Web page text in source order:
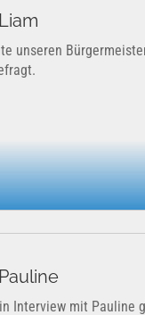
unseren
Interview mit Pauline